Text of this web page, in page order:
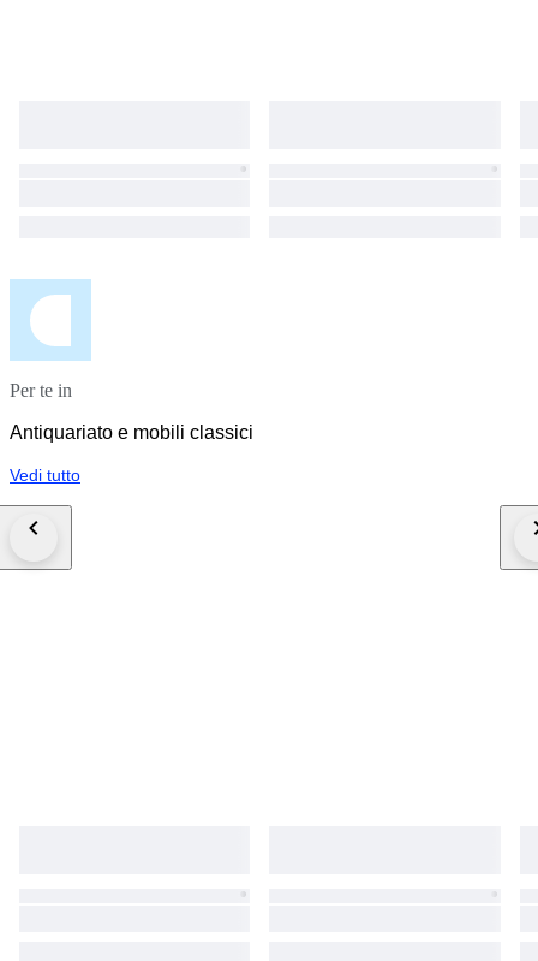
Per te in
Antiquariato e mobili classici
Vedi tutto